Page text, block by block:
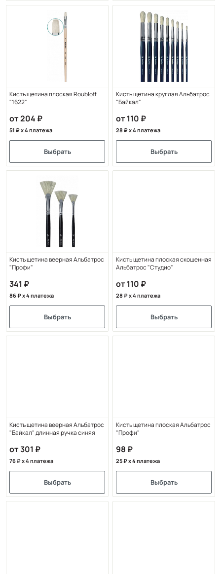
Кисть щетина плоская Roubloff
"1622"
от 204
51 x 4 платежа
Выбрать
Кисть щетина круглая Альбатрос
"Байкал"
от 110
28 x 4 платежа
Выбрать
Кисть щетина веерная Альбатрос
"Профи"
341
86 x 4 платежа
Выбрать
Кисть щетина плоская скошенная
Альбатрос "Студио"
от 110
28 x 4 платежа
Выбрать
Кисть щетина веерная Альбатрос
"Байкал" длинная ручка синяя
от 301
76 x 4 платежа
Выбрать
Кисть щетина плоская Альбатрос
"Профи"
98
25 x 4 платежа
Выбрать